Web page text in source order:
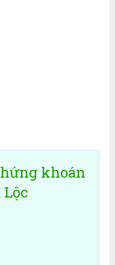
khoán